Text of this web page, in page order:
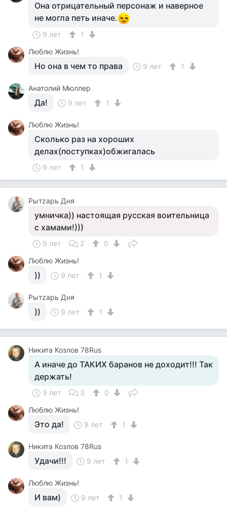
Она отрицательный персонаж и наверное
не могла петь иначе.
9 лет
1
Люблю Жизнь!
Но она в чем то права 9 лет 1
Анатолий Мюллер
Да! 9 лет 1
Люблю Жизнь!
Сколько раз на хороших
делах(поступках)обжигалась
9 лет 1
Рытzарь Дня
умничка)) настоящая русская воительница
с хамами!)))
9 лет 2
0
Люблю Жизнь!
)) 9 лет 1
Рытzарь Дня
)) 9 лет 1
Никита Козлов 78Rus
А иначе до ТАКИХ баранов не доходит!!! Так
держать!
9 лет 3
0
Люблю Жизнь!
Это да! 9 лет 1
Никита Козлов 78Rus
Удачи!!! 9 лет 1
Люблю Жизнь!
И вам) 9 лет 1